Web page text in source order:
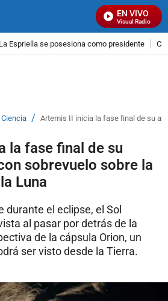
EN VIVO
Señal Visual Radio
Espriella se posesiona como presidente
Ciencia / Artemis II inicia la fase final de su
la fase final de su
sobrevuelo sobre la
Luna
durante el eclipse, el Sol
al pasar por detrás de la
de la cápsula Orion, un
ser visto desde la Tierra.